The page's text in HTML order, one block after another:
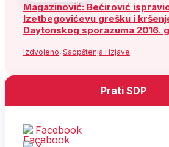
Magazinović: Bećirović
Izetbegovićevu grešku i
Daytonskog sporazuma 2016.
Izdvojeno, Saopštenja i izjave
Prati SDP
Facebook